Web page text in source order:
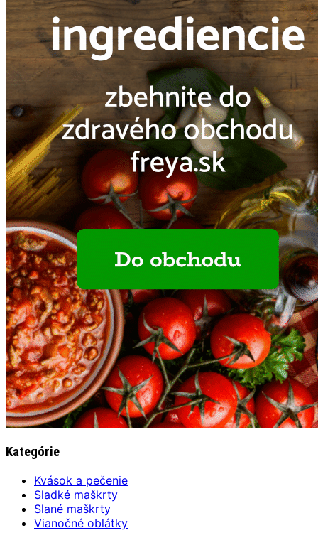
Kategórie
Kvások a pečenie
Sladké maškrty
Slané maškrty
Vianočné oblátky